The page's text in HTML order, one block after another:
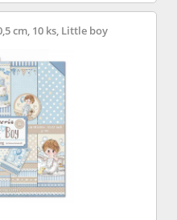
cm, 10 ks, Little boy